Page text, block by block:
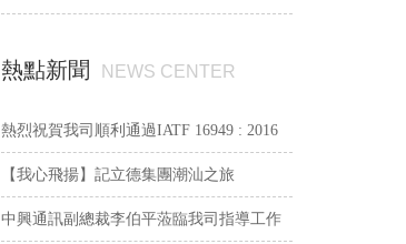
熱點新聞 NEWS CENTER
熱烈祝賀我司順利通過IATF 16949 : 2016
認證
【我心飛揚】記立德集團潮汕之旅
中興通訊副總裁李伯平蒞臨我司指導工作